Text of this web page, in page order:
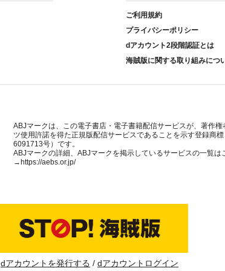
ご利用規約
プライバシーポリシー
dアカウント2段階認証とは
海賊版に関する取り組みにつ
ABJマークは、この電子書店・電子書籍配信サービスが、著作権
ツ使用許諾を得た正規版配信サービスであることを示す登録商
6091713号）です。
ABJマークの詳細、ABJマークを掲示しているサービスの一覧は
→https://aebs.or.jp/
dアカウントを発行する dアカウントログイン